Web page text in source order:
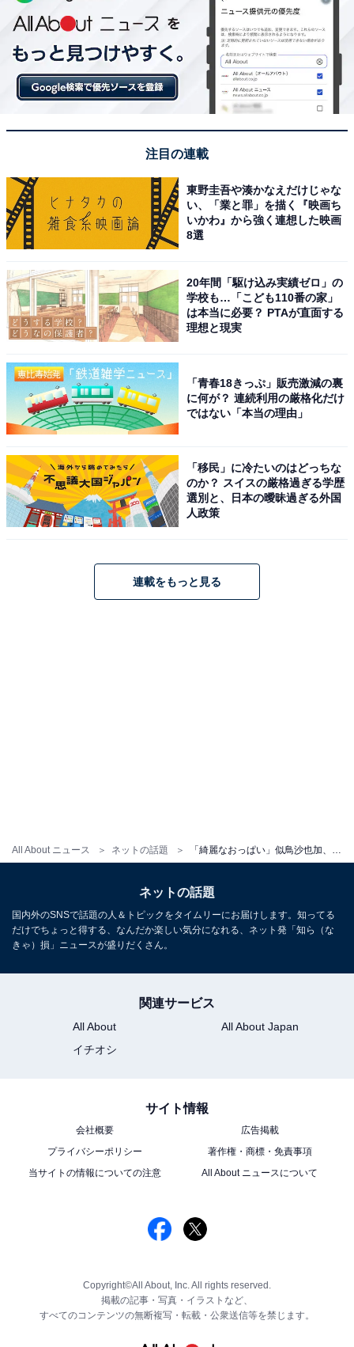
All About ニュース ネットの話題
注目の連載
東野圭吾や湊かなえだけじゃな
い、「業と罪」を描く『映画ち
いかわ』から強く連想した映画
8選
20年間「駆け込み実績ゼロ」の
学校も…「こども110番の家」
は本当に必要？ PTAが直面する
理想と現実
「青春18きっぷ」販売激減の裏
に何が？ 連続利用の厳格化だけ
ではない「本当の理由」
「移民」に冷たいのはどっちな
のか？ スイスの厳格過ぎる学歴
選別と、日本の曖昧過ぎる外国
人政策
連載をもっと見る
ネットの話題
国内外のSNSで話題の人＆トピックをタイムリーにお届けします。知ってる
だけでちょっと得する、なんだか楽しい気分になれる、ネット発「知ら（な
きゃ）損」ニュースが盛りだくさん。
関連サービス
All About
All About Japan
イチオシ
サイト情報
会社概要
広告掲載
プライバシーポリシー
著作権・商標・免責事項
当サイトの情報についての注意
All About ニュースについて
Copyright©All About, Inc. All rights reserved.
掲載の記事・写真・イラストなど、
すべてのコンテンツの無断複写・転載・公衆送信等を禁じます。